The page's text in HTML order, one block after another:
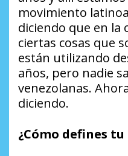
movimiento
diciendo que en la
ciertas cosas que
están utilizando
años, pero nadie
venezolanas.
diciendo.
¿Cómo defines tu